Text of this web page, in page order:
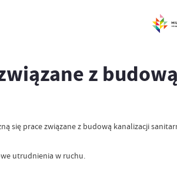
z
się prace związane z budową kanalizacji
utrudnienia w ruchu.